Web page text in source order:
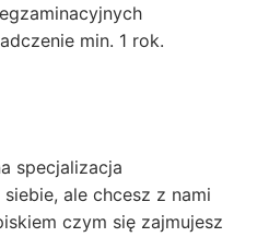
min. 1 rok.
specjalizacja
ale chcesz z nami
czym się zajmujesz